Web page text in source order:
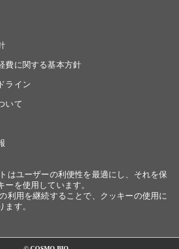
費に関する基本方針
ライン
いて
はユーザーの利便性を最適にし、それを保
ーを使用しています。
利用を継続することで、クッキーの使用に
ます。